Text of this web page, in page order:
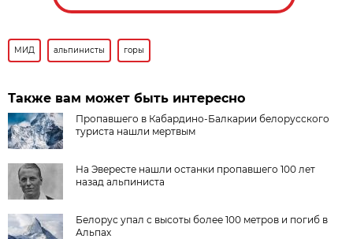
МИД альпинисты горы
Также вам может быть интересно
Пропавшего в Кабардино-Балкарии белорусского
туриста нашли мертвым
На Эвересте нашли останки пропавшего 100 лет
назад альпиниста
Белорус упал с высоты более 100 метров и погиб в
Альпах